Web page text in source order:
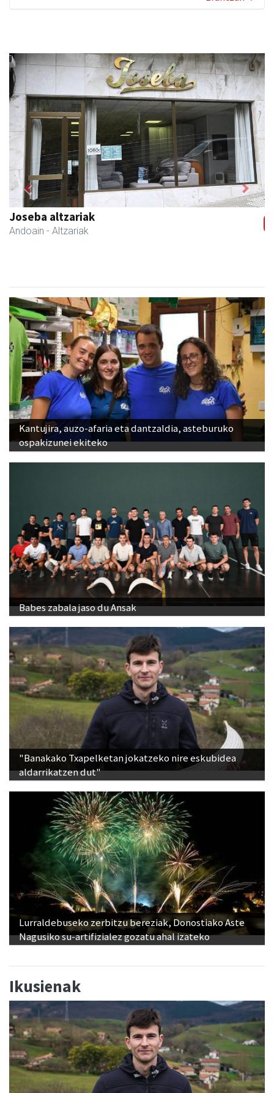
Istuitza Garden
Andoain - Lorezaintza
Previous Next
Kantujira, auzo-afaria eta dantzaldia, asteburuko
ospakizunei ekiteko
Babes zabala jaso du Ansak
"Banakako Txapelketan jokatzeko nire eskubidea
aldarrikatzen dut"
Lurraldebuseko zerbitzu bereziak, Donostiako Aste
Nagusiko su-artifizialez gozatu ahal izateko
Ikusienak